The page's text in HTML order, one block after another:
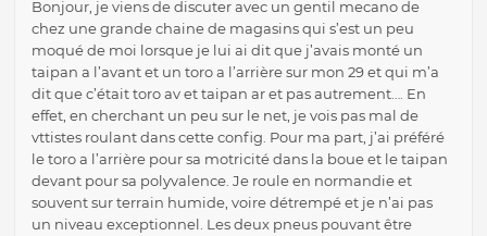
Bonjour, je viens de discuter avec un gentil mecano de
chez une grande chaine de magasins qui s’est un peu
moqué de moi lorsque je lui ai dit que j’avais monté un
taipan a l’avant et un toro a l’arrière sur mon 29 et qui m’a
dit que c’était toro av et taipan ar et pas autrement…. En
effet, en cherchant un peu sur le net, je vois pas mal de
vttistes roulant dans cette config. Pour ma part, j’ai préféré
le toro a l’arrière pour sa motricité dans la boue et le taipan
devant pour sa polyvalence. Je roule en normandie et
souvent sur terrain humide, voire détrempé et je n’ai pas
un niveau exceptionnel. Les deux pneus pouvant être